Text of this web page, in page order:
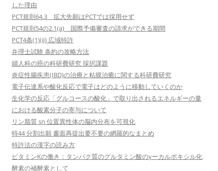
した理由
PCT規則64.3 拡大先願はPCTでは採用せず
PCT規則54の2.1(a) 国際予備審査の請求ができる期間
PCT4条(1)(ii) 広域特許
弁理士試験 条約の攻略方法
婦人科の癌の科研費研究 採択課題
炎症性腸疾患(IBD)の治療と粘膜治癒に関する科研費研究
電子伝達系や酸化反応で電子はどのように移動していくのか
生化学の反応「グルコースの酸化」で取り出されるエネルギーの量
における酸素分子の寄与について
リン脂質 sn 位置異性体の脳内分布を可視化
特44 分割出願 書面再提出要不要の網羅的なまとめ
特許法の漢字の読み方
ビタミンKの働き：タンパク質のグルタミン酸のγーカルボキシル化
酵素の補酵素として